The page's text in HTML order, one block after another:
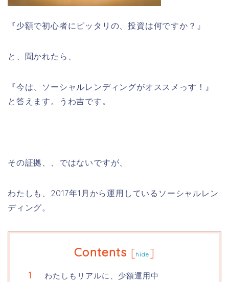
『少額で初心者にピッタリの、投資は何ですか？』
と、聞かれたら、
『今は、ソーシャルレンディングがオススメっす！』
と答えます。うわ吉です。
その証拠、、ではないですが、
わたしも、2017年1月から運用しているソーシャルレン
ディング。
Contents [hide ]
わたしもリアルに、少額運用中